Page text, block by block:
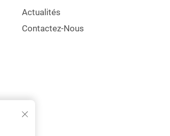
Actualités
Contactez-Nous